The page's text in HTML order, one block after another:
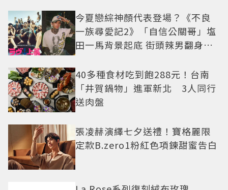
今夏戀綜神顏代表登場？《不良
一族尋愛記2》「自信公關哥」塩
田一馬背景起底 街頭辣男翻身當
40多種食材吃到飽288元！台南
「井賀鍋物」進軍新北 3人同行
送肉盤
張凌赫演繹七夕送禮！寶格麗限
定款B.zero1粉紅色項鍊甜蜜告白